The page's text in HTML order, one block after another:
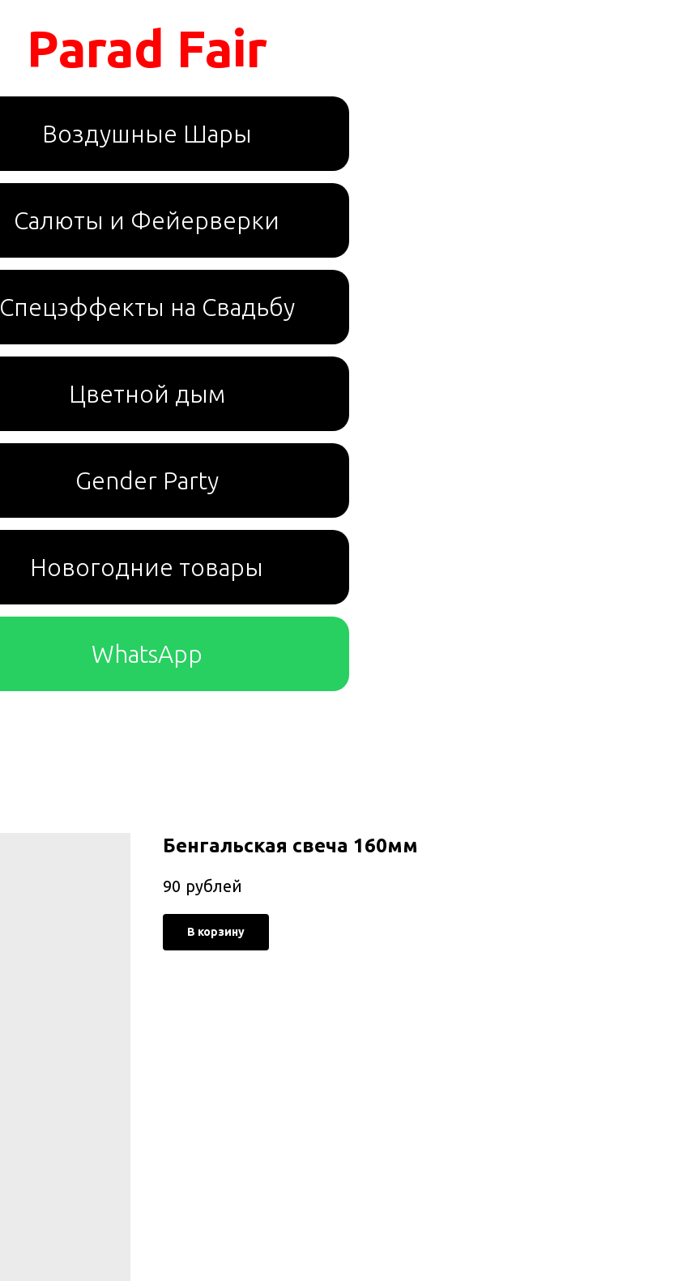
Parad Fair
Воздушные Шары
Салюты и Фейерверки
Спецэффекты на Свадьбу
Цветной дым
Gender Party
Новогодние товары
WhatsApp
Бенгальская свеча 160мм
90 рублей
В корзину